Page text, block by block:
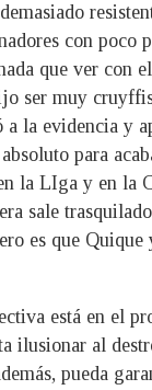
con poco
que ver con
ser muy
a la evidencia y
para
la LIga y en la
sale
es que Quique
está en el
ilusionar al
pueda